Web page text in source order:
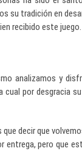
su tradición en
recibido este juego.
analizamos y
por desgracia
decir que
pero que